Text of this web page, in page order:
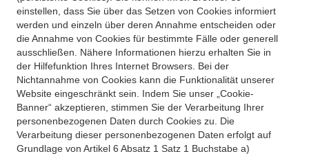
einstellen, dass Sie über das Setzen von Cookies informiert
werden und einzeln über deren Annahme entscheiden oder
die Annahme von Cookies für bestimmte Fälle oder generell
ausschließen. Nähere Informationen hierzu erhalten Sie in
der Hilfefunktion Ihres Internet Browsers. Bei der
Nichtannahme von Cookies kann die Funktionalität unserer
Website eingeschränkt sein. Indem Sie unser „Cookie-
Banner“ akzeptieren, stimmen Sie der Verarbeitung Ihrer
personenbezogenen Daten durch Cookies zu. Die
Verarbeitung dieser personenbezogenen Daten erfolgt auf
Grundlage von Artikel 6 Absatz 1 Satz 1 Buchstabe a)